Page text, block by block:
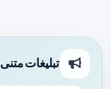
تبلیغات متنی